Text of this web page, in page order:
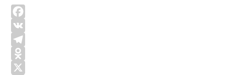
F
a
c
e
V
K
T
eO